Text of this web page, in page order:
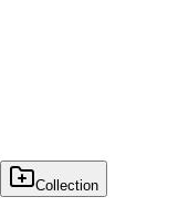
Collection